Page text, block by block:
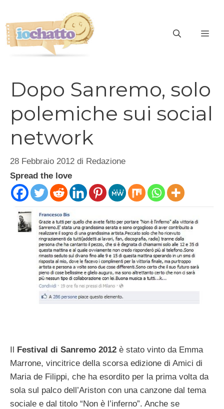
contenuto
Dopo Sanremo, solo
polemiche sui social
network
28 Febbraio 2012 di Redazione
Spread the love
Il Festival di Sanremo 2012 è stato vinto da Emma
Marrone, vincitrice della scorsa edizione di Amici di
Maria de Filippi, che ha esordito per la prima volta da
sola sul palco dell’Ariston con una canzone dal tema
sociale e dal titolo “Non è l’inferno”. Anche se